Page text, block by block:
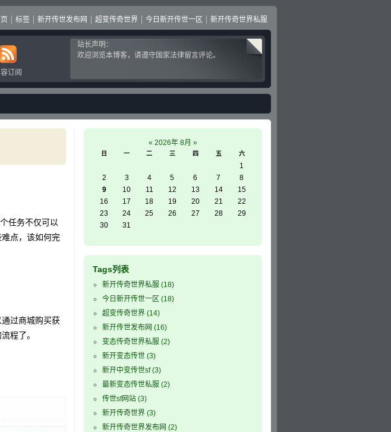
标签 新开传世发布网 超变传奇世界 今日新开传世一区 新开传奇世界私服
订阅
站长声明：
欢迎浏览本博客，请遵守国家法律留言评论。
任务不仅可以
点，该如何完
过商城购买获
程了。
« 2026年 8月 »
日 一 二 三 四 五 六
1
2
3 4 5 6 7
8
9
10 11 12 13 14
15
16
17 18 19 20 21
22
23
24 25 26 27 28
29
30
31
Tags列表
新开传奇世界私服 (18)
今日新开传世一区 (18)
超变传奇世界 (14)
新开传世发布网 (16)
变态传奇世界私服 (2)
新开变态传世 (3)
新开中变传世sf(3)
最新变态传世私服 (2)
传世sf网站 (3)
新开传奇世界 (3)
新开传奇世界发布网 (2)